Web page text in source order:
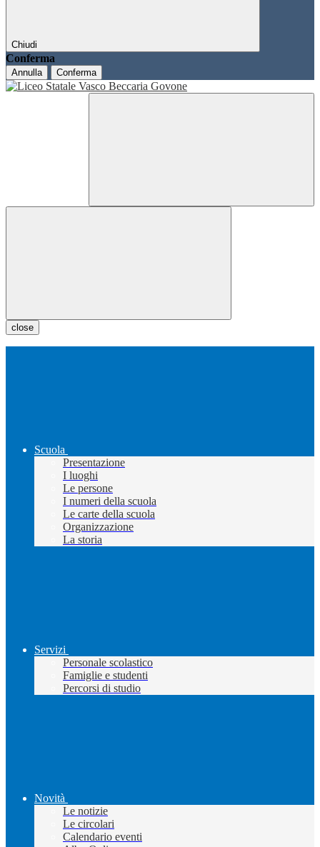
Chiudi
Conferma
Annulla Conferma
close
Scuola
Presentazione
I luoghi
Le persone
I numeri della scuola
Le carte della scuola
Organizzazione
La storia
Servizi
Personale scolastico
Famiglie e studenti
Percorsi di studio
Novità
Le notizie
Le circolari
Calendario eventi